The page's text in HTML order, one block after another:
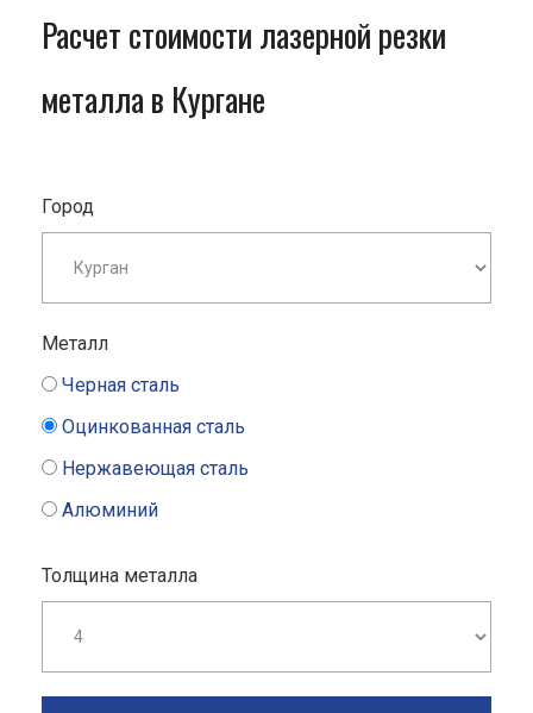
Расчет стоимости лазерной резки
металла в Кургане
Город
Металл
Черная сталь
Оцинкованная сталь
Нержавеющая сталь
Алюминий
Толщина металла